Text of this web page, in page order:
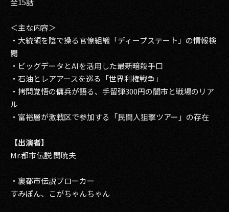
＜主な内容＞
・大統領を陰で操る官僚組織「ディープステート」の情報検
閲
・ビッグデータとAIを活用した最新暗殺手口
・石油とレアアースを巡る「世界利権戦争」
・拷問覚悟の傭兵が語る、手留弾300円の闇市と戦場のリア
ル
・富裕層が激戦区で参加する「民間人狙撃ツアー」の存在
【出演者】
Mr.都市伝説 関暁夫
・裏都市伝説ブローカー
すみぽん、こがちゃんちゃん